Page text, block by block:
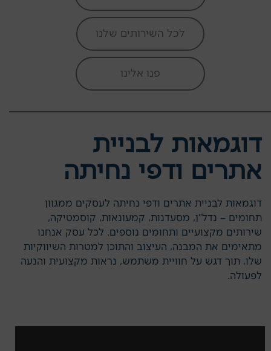
לכל השירותים שלנו
פנו אלינו
דוגמאות לבניית
אתרים ודפי נחיתה
דוגמאות לבניית אתרים ודפי נחיתה לעסקים ממגוון
תחומים – נדל"ן, מסעדנות, קמעונאות, קוסמטיקה,
שירותים מקצועיים ותחומים נוספים. לכל עסק אנחנו
מתאימים את המבנה, העיצוב והתוכן למטרות השיווקיות
שלו, תוך דגש על חוויית משתמש, נראות מקצועית והנעה
לפעולה.